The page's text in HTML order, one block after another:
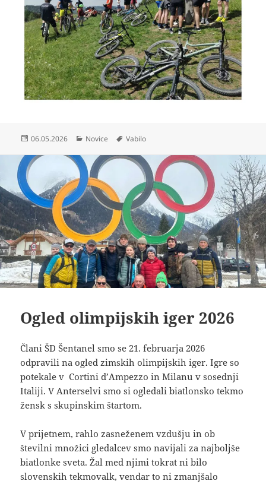
Objavljeno
06.05.2026 Kategorije
Novice Oznake
Vabilo
Ogled olimpijskih iger 2026
Člani ŠD Šentanel smo se 21. februarja 2026
odpravili na ogled zimskih olimpijskih iger. Igre so
potekale v Cortini d’Ampezzo in Milanu v sosednji
Italiji. V Anterselvi smo si ogledali biatlonsko tekmo
žensk s skupinskim štartom.
V prijetnem, rahlo zasneženem vzdušju in ob
številni množici gledalcev smo navijali za najboljše
biatlonke sveta. Žal med njimi tokrat ni bilo
slovenskih tekmovalk, vendar to ni zmanjšalo